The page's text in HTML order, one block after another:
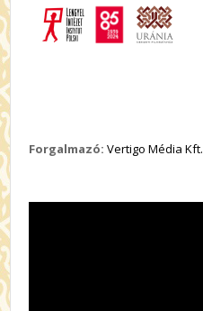
Forgalmazó: Vertigo Média Kft.